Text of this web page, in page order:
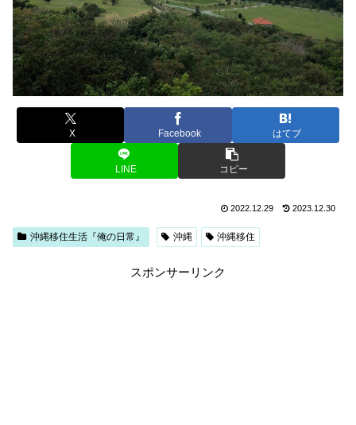
X Facebook はてブ
LINE コピー
2022.12.29 2023.12.30
沖縄移住生活『俺の日常』 沖縄 沖縄移住
スポンサーリンク